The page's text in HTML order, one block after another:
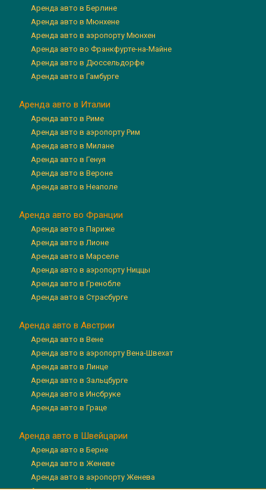
Аренда авто в Берлине
Аренда авто в Мюнхене
Аренда авто в аэропорту Мюнхен
Аренда авто во Франкфурте-на-Майне
Аренда авто в Дюссельдорфе
Аренда авто в Гамбурге
Аренда авто в Италии
Аренда авто в Риме
Аренда авто в аэропорту Рим
Аренда авто в Милане
Аренда авто в Генуя
Аренда авто в Вероне
Аренда авто в Неаполе
Аренда авто во Франции
Аренда авто в Париже
Аренда авто в Лионе
Аренда авто в Марселе
Аренда авто в аэропорту Ниццы
Аренда авто в Гренобле
Аренда авто в Страсбурге
Аренда авто в Австрии
Аренда авто в Вене
Аренда авто в аэропорту Вена-Швехат
Аренда авто в Линце
Аренда авто в Зальцбурге
Аренда авто в Инсбруке
Аренда авто в Граце
Аренда авто в Швейцарии
Аренда авто в Берне
Аренда авто в Женеве
Аренда авто в аэропорту Женева